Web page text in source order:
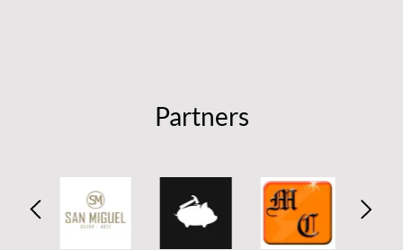
Partners